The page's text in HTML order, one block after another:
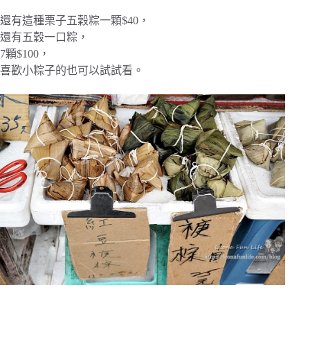
還有這種栗子五穀粽一顆$40，
還有五穀一口粽，
7顆$100，
喜歡小粽子的也可以試試看。